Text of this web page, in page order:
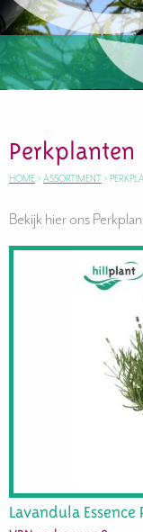
Perkplanten
HOME > ASSORTIMENT >
Bekijk hier ons
Lavandula